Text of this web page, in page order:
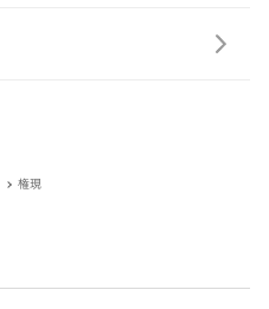
権現